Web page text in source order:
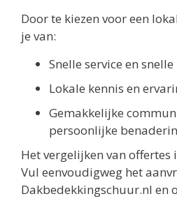
Door te kiezen voor een
je van:
Snelle service en
Lokale kennis en
Gemakkelijke
persoonlijke
Het vergelijken van offertes
Vul eenvoudigweg het
Dakbedekkingschuur.nl en